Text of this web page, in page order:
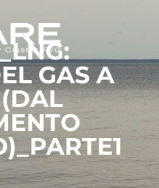
GAS A